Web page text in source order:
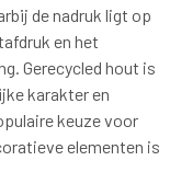
de nadruk ligt op
en het
Gerecycled hout is
karakter en
keuze voor
elementen is